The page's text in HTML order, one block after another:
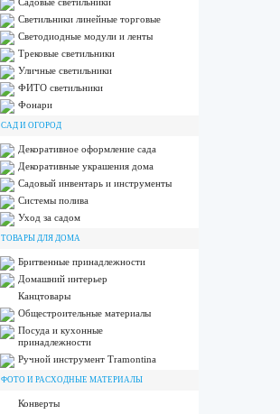
Светильники линейные торговые
Светодиодные модули и ленты
Трековые светильники
Уличные светильники
ФИТО светильники
Фонари
САД И ОГОРОД
Декоративное оформление сада
Декоративные украшения дома
Садовый инвентарь и инструменты
Системы полива
Уход за садом
ТОВАРЫ ДЛЯ ДОМА
Бритвенные принадлежности
Домашний интерьер
Канцтовары
Общестроительные материалы
Посуда и кухонные
принадлежности
Ручной инструмент Tramontina
ФОТО И РАСХОДНЫЕ МАТЕРИАЛЫ
Конверты